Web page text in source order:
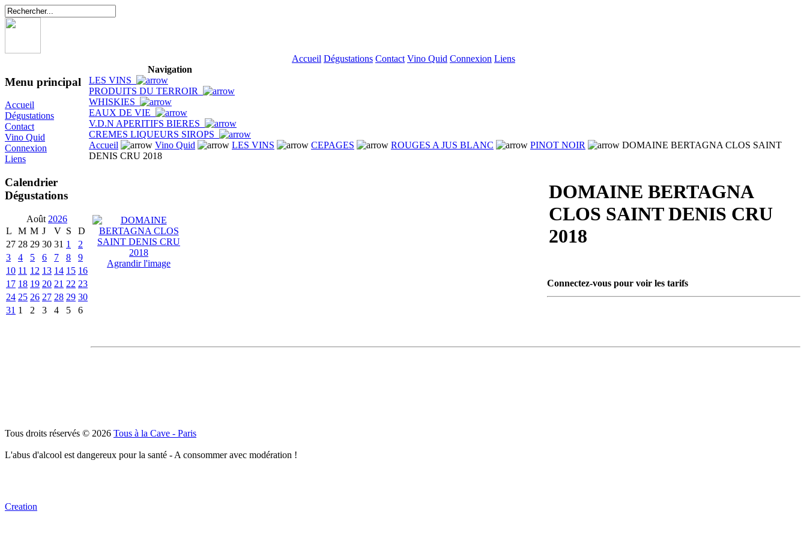
Accueil Dégustations Contact Vino Quid Connexion Liens
Menu principal
Accueil
Dégustations
Contact
Vino Quid
Connexion
Liens
Calendrier
Dégustations
Août 2026
L
M M J V S
D
27 28 29 30 31 1
2
3
4 5 6 7 8
9
10 11 12 13 14 15 16
17 18 19 20 21 22 23
24 25 26 27 28 29 30
31 1 2 3 4 5 6
Navigation
LES VINS
PRODUITS DU TERROIR
WHISKIES
EAUX DE VIE
V.D.N APERITIFS BIERES
CREMES LIQUEURS SIROPS
Accueil
Vino Quid LES VINS CEPAGES ROUGES A JUS BLANC PINOT NOIR
DOMAINE BERTAGNA CLOS SAINT
DENIS CRU 2018
Agrandir l'image
DOMAINE BERTAGNA
CLOS SAINT DENIS CRU
2018
Connectez-vous pour voir les tarifs
Tous droits réservés © 2026 Tous à la Cave - Paris
L'abus d'alcool est dangereux pour la santé - A consommer avec modération !
Creation